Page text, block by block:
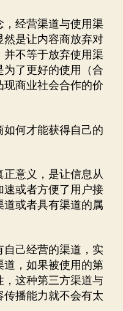
，经营渠道与使用渠
是让内容商放弃对
不等于放弃使用渠
了更好的使用（合
商业社会合作的价
何才能获得自己的
意义，是让信息从
或者方便了用户接
或者具有渠道的属
自己经营的渠道，实
，如果被使用的第
，这种第三方渠道与
传播能力就不会有太